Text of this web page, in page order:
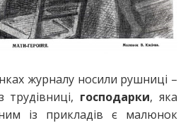
журналу носили рушниці –
господарки, яка
із прикладів є малюнок